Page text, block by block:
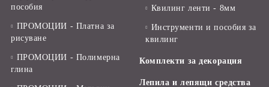
пособия
ПРОМОЦИИ - Платна за
рисуване
ПРОМОЦИИ - Полимерна
глина
Квилинг ленти - 8мм
Инструменти и пособия за
квилинг
Комплекти за декорация
Лепила и лепящи средства